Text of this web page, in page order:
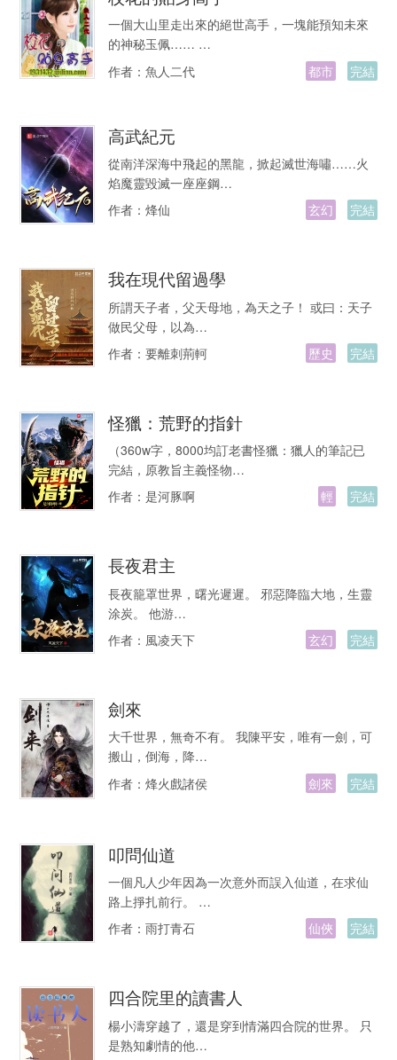
一個大山里走出來的絕世高手，一塊能預知未來
的神秘玉佩…… …
作者： 魚人二代 都市 完結
高武紀元
從南洋深海中飛起的黑龍，掀起滅世海嘯……火
焰魔靈毀滅一座座鋼…
作者： 烽仙 玄幻 完結
我在現代留過學
所謂天子者，父天母地，為天之子！ 或曰：天子
做民父母，以為…
作者： 要離刺荊軻 歷史 完結
怪獵：荒野的指針
（360w字，8000均訂老書怪獵：獵人的筆記已
完結，原教旨主義怪物…
作者： 是河豚啊 輕 完結
長夜君主
長夜籠罩世界，曙光遲遲。 邪惡降臨大地，生靈
涂炭。 他游…
作者： 風凌天下 玄幻 完結
劍來
大千世界，無奇不有。 我陳平安，唯有一劍，可
搬山，倒海，降…
作者： 烽火戲諸侯 劍來 完結
叩問仙道
一個凡人少年因為一次意外而誤入仙道，在求仙
路上掙扎前行。 …
作者： 雨打青石 仙俠 完結
四合院里的讀書人
楊小濤穿越了，還是穿到情滿四合院的世界。 只
是熟知劇情的他…